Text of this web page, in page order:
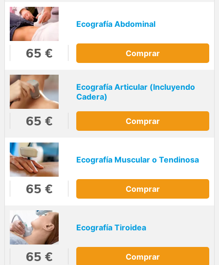
Ecografía Abdominal
65 € Comprar
Ecografía Articular (Incluyendo
Cadera)
65 € Comprar
Ecografía Muscular o Tendinosa
65 € Comprar
Ecografía Tiroidea
65 € Comprar